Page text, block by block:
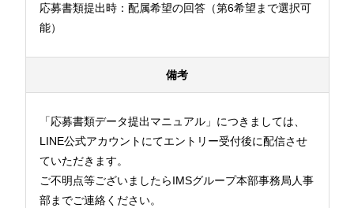
応募書類提出時：配属希望の回答（第6希望まで選択可
能）
備考
「応募書類データ提出マニュアル」につきましては、
LINE公式アカウントにてエントリー受付後に配信させ
ていただきます。
ご不明点等ございましたらIMSグループ本部事務局人事
部までご連絡ください。